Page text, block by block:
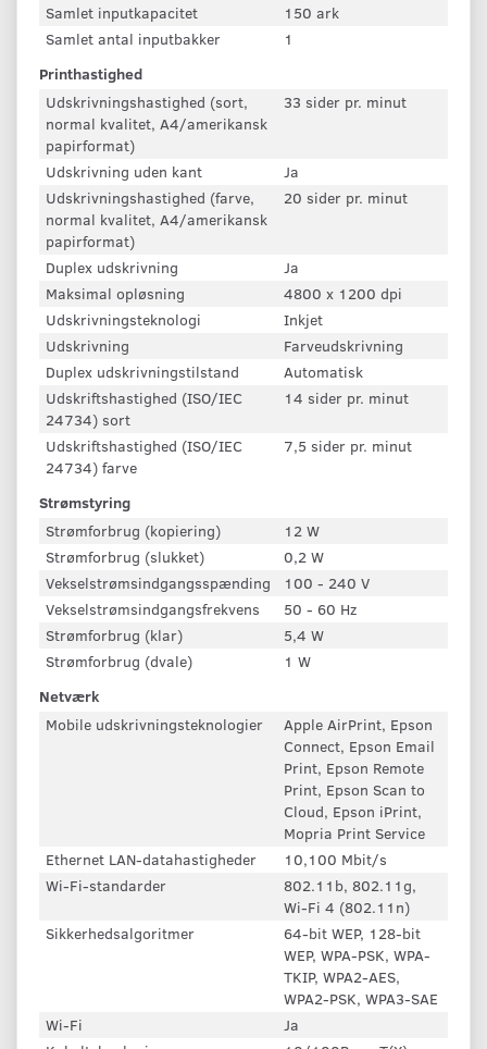
Samlet inputkapacitet
150 ark
Samlet antal inputbakker
1
Printhastighed
Udskrivningshastighed (sort,
normal kvalitet, A4/amerikansk
papirformat)
33 sider pr. minut
Udskrivning uden kant
Ja
Udskrivningshastighed (farve,
normal kvalitet, A4/amerikansk
papirformat)
20 sider pr. minut
Duplex udskrivning
Ja
Maksimal opløsning
4800 x 1200 dpi
Udskrivningsteknologi
Inkjet
Udskrivning
Farveudskrivning
Duplex udskrivningstilstand
Automatisk
Udskriftshastighed (ISO/IEC
24734) sort
14 sider pr. minut
Udskriftshastighed (ISO/IEC
24734) farve
7,5 sider pr. minut
Strømstyring
Strømforbrug (kopiering)
12 W
Strømforbrug (slukket)
0,2 W
Vekselstrømsindgangsspænding
100 - 240 V
Vekselstrømsindgangsfrekvens
50 - 60 Hz
Strømforbrug (klar)
5,4 W
Strømforbrug (dvale)
1 W
Netværk
Mobile udskrivningsteknologier
Apple AirPrint, Epson
Connect, Epson Email
Print, Epson Remote
Print, Epson Scan to
Cloud, Epson iPrint,
Mopria Print Service
Ethernet LAN-datahastigheder
10,100 Mbit/s
Wi-Fi-standarder
802.11b, 802.11g,
Wi-Fi 4 (802.11n)
Sikkerhedsalgoritmer
64-bit WEP, 128-bit
WEP, WPA-PSK, WPA-
TKIP, WPA2-AES,
WPA2-PSK, WPA3-SAE
Wi-Fi
Ja